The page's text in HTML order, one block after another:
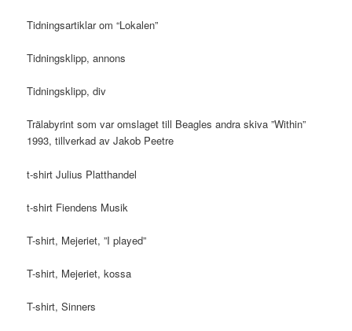
Tidningsartiklar om “Lokalen”
Tidningsklipp, annons
Tidningsklipp, div
Trälabyrint som var omslaget till Beagles andra skiva ”Within”
1993, tillverkad av Jakob Peetre
t-shirt Julius Platthandel
t-shirt Fiendens Musik
T-shirt, Mejeriet, ”I played”
T-shirt, Mejeriet, kossa
T-shirt, Sinners